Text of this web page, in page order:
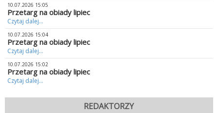
10.07.2026 15:05
Przetarg na obiady lipiec
Czytaj dalej...
10.07.2026 15:04
Przetarg na obiady lipiec
Czytaj dalej...
10.07.2026 15:02
Przetarg na obiady lipiec
Czytaj dalej...
REDAKTORZY